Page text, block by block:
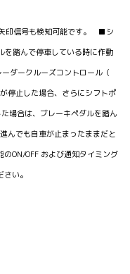
信号も検知可能です。 ■シ
を踏んで停車している時に作動
ダークルーズコントロール（
停止した場合、さらにシフトポ
場合は、ブレーキペダルを踏ん
でも自車が止まったままだと
ON/OFF および通知タイミング
い。